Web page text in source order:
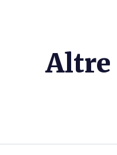
Altre